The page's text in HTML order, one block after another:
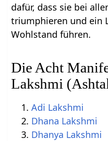
dafür, dass sie bei
triumphieren und ein
Wohlstand führen.
Die Acht
Lakshmi
Adi Lakshmi
Dhana Lakshmi
Dhanya Lakshmi